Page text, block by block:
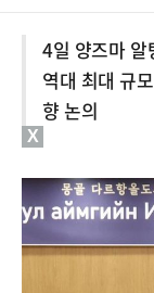
4일 양즈마 알
역대 최대 규
향 논의
X